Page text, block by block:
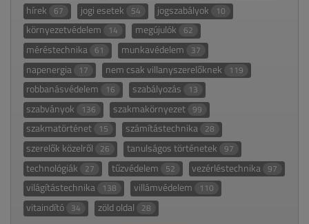
hírek 67 jogi esetek 54 jogszabályok 10
környezetvédelem 14 megújulók 62
méréstechnika 61 munkavédelem 37
napenergia 17 nem csak villanyszerelőknek 119
robbanásvédelem 16 szabályozás 13
szabványok 136 szakmakörnyezet 99
szakmatörténet 15 számítástechnika 28
szerelők közelről 26 tanulságos történetek 97
technológiák 27 tűzvédelem 52 vezérléstechnika 97
világítástechnika 138 villámvédelem 110
vitaindító 34 zöld oldal 28